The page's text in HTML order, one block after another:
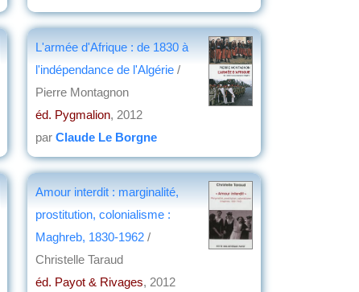
L'armée d'Afrique : de 1830 à
l'indépendance de l'Algérie /
Pierre Montagnon
éd. Pygmalion, 2012
par Claude Le Borgne
Amour interdit : marginalité,
prostitution, colonialisme :
Maghreb, 1830-1962 /
Christelle Taraud
éd. Payot & Rivages, 2012